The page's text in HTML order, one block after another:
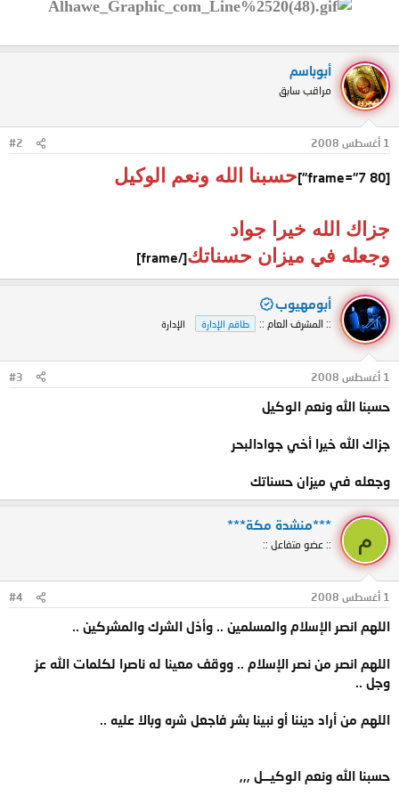
أبوباسم
مراقب سابق
1 أغسطس 2008 #2
[frame="7 80"] حسبنا الله ونعم الوكيل
جزاك الله خيرا جواد
وجعله في ميزان حسناتك[/frame]
أبومهيوب
:: المشرف العام :: طاقم الإدارة الإدارة
1 أغسطس 2008 #3
حسبنا الله ونعم الوكيل
جزاك الله خيرا أخي جوادالبحر
وجعله في ميزان حسناتك
م
***منشدة مكة***
:: عضو متفاعل ::
1 أغسطس 2008 #4
اللهم انصر الإسلام والمسلمين .. وأذل الشرك والمشركين ..
اللهم انصر من نصر الإسلام .. ووقف معينا له ناصرا لكلمات الله عز
وجل ..
اللهم من أراد ديننا أو نبينا بشر فاجعل شره وبالا عليه ..
حسبنا الله ونعم الوكيـــل ,,,